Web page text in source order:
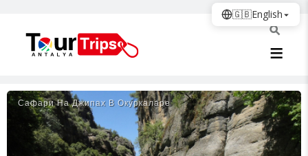
Сафари На Джипах В Окуркаларе
🇬🇧English